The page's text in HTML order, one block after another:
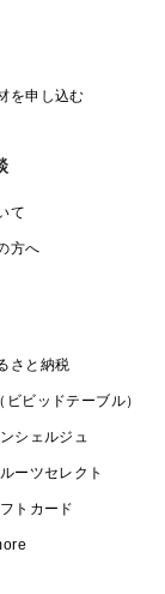
を申し込む
て
方へ
さと納税
ビッドテーブル）
シェルジュ
ーツセレクト
トカード